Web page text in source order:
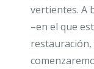
vertientes. A
–en el que
restauración,